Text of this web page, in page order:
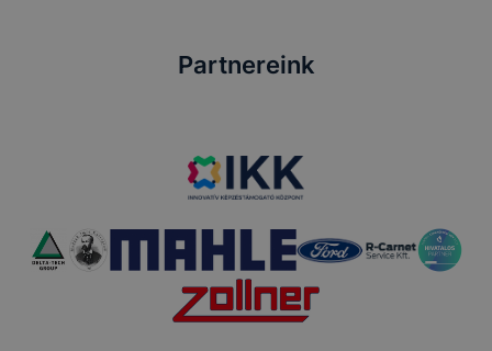
Partnereink